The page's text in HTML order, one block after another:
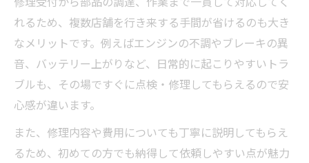
れるため、複数店舗を行き来する手間が省けるのも大き
なメリットです。例えばエンジンの不調やブレーキの異
音、バッテリー上がりなど、日常的に起こりやすいトラ
ブルも、その場ですぐに点検・修理してもらえるので安
心感が違います。
また、修理内容や費用についても丁寧に説明してもらえ
るため、初めての方でも納得して依頼しやすい点が魅力